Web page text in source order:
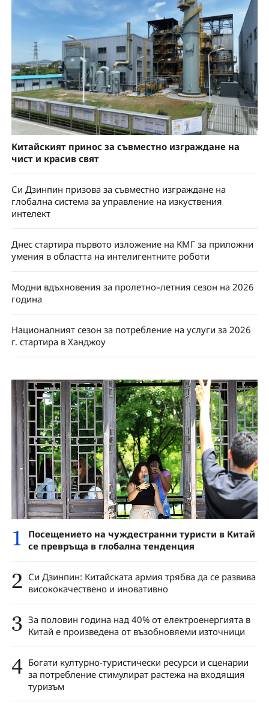
Китайският принос за съвместно изграждане на
чист и красив свят
Си Дзинпин призова за съвместно изграждане на
глобална система за управление на изкуствения
интелект
Днес стартира първото изложение на КМГ за приложни
умения в областта на интелигентните роботи
Модни вдъхновения за пролетно–летния сезон на 2026
година
Националният сезон за потребление на услуги за 2026
г. стартира в Ханджоу
1
Посещението на чуждестранни туристи в Китай
се превръща в глобална тенденция
2 Си Дзинпин: Китайската армия трябва да се развива
висококачествено и иновативно
3 За половин година над 40% от електроенергията в
Китай е произведена от възобновяеми източници
4 Богати културно-туристически ресурси и сценарии
за потребление стимулират растежа на входящия
туризъм